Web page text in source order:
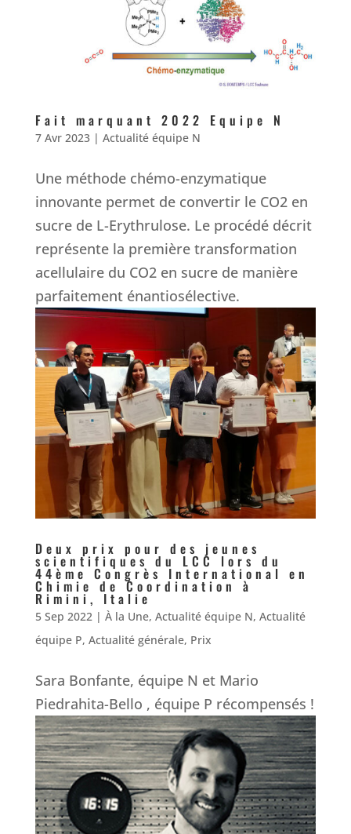
Fait marquant 2022 Equipe N
7 Avr 2023| Actualité équipe N
Une méthode chémo-enzymatique
innovante permet de convertir le CO2 en
sucre de L-Erythrulose. Le procédé décrit
représente la première transformation
acellulaire du CO2 en sucre de manière
parfaitement énantiosélective.
Deux prix pour des jeunes
scientifiques du LCC lors du
44ème Congrès International en
Chimie de Coordination à
Rimini, Italie
5 Sep 2022| À la Une, Actualité équipe N, Actualité
équipe P, Actualité générale, Prix
Sara Bonfante, équipe N et Mario
Piedrahita-Bello , équipe P récompensés !